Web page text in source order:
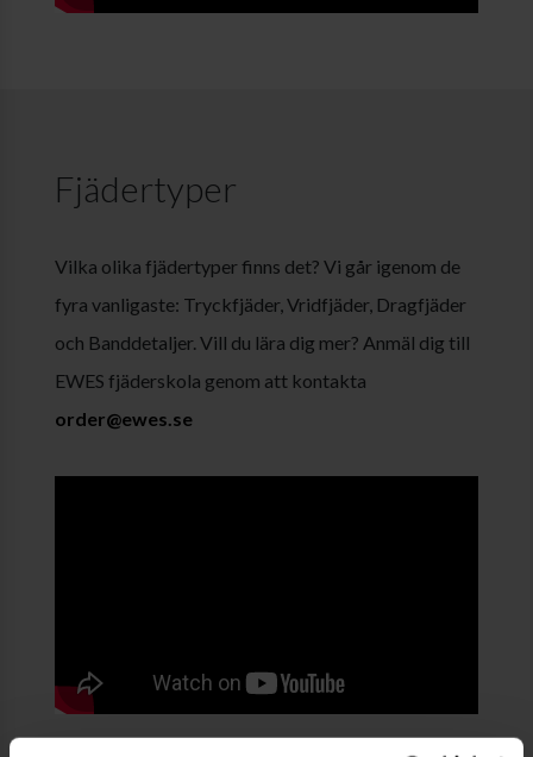
Fjädertyper
Vilka olika fjädertyper finns det? Vi går igenom de
fyra vanligaste: Tryckfjäder, Vridfjäder, Dragfjäder
och Banddetaljer. Vill du lära dig mer? Anmäl dig till
EWES fjäderskola genom att kontakta
order@ewes.se